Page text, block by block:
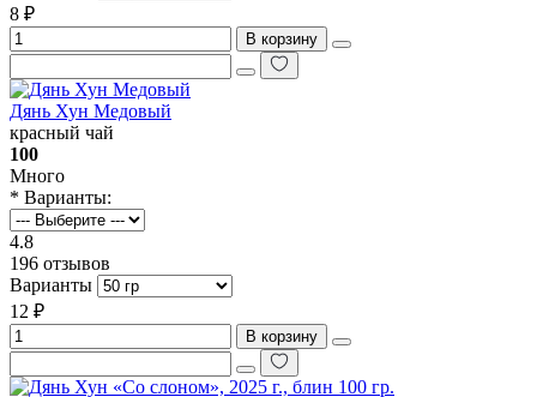
8 ₽
В корзину
Дянь Хун Медовый
красный чай
100
Много
* Варианты:
4.8
196 отзывов
Варианты
12 ₽
В корзину